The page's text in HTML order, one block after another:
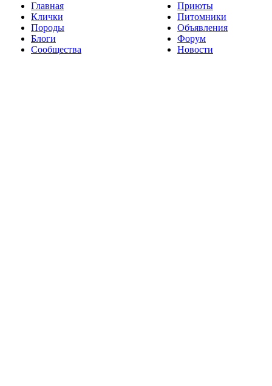
Главная
Клички
Породы
Блоги
Сообщества
Приюты
Питомники
Объявления
Форум
Новости